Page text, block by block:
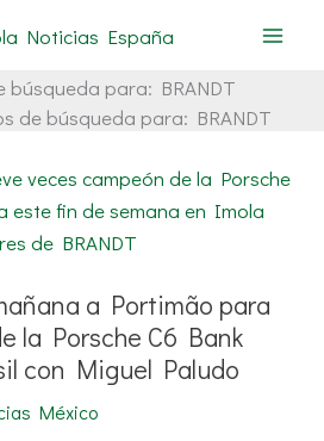
búsqueda para: BRANDT
de búsqueda para: BRANDT
a Portimão para
la Porsche C6 Bank
con Miguel Paludo
México